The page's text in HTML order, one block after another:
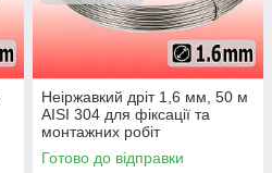
Неіржавкий дріт 1,6 мм, 50 м
AISI 304 для фіксації та
монтажних робіт
Готово до відправки